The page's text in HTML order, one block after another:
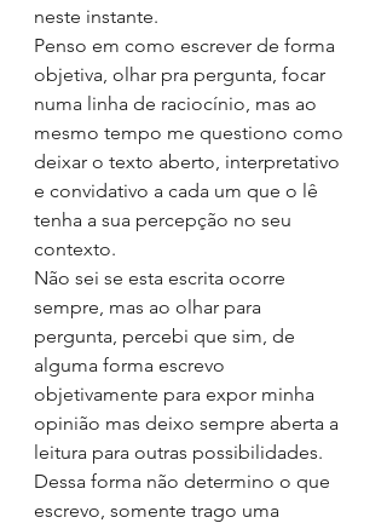
neste instante.
Penso em como escrever de forma
objetiva, olhar pra pergunta, focar
numa linha de raciocínio, mas ao
mesmo tempo me questiono como
deixar o texto aberto, interpretativo
e convidativo a cada um que o lê
tenha a sua percepção no seu
contexto.
Não sei se esta escrita ocorre
sempre, mas ao olhar para
pergunta, percebi que sim, de
alguma forma escrevo
objetivamente para expor minha
opinião mas deixo sempre aberta a
leitura para outras possibilidades.
Dessa forma não determino o que
escrevo, somente trago uma